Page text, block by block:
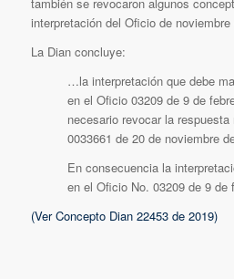
interpretación del Oficio de noviembre
La Dian concluye:
…la interpretación que debe
en el Oficio 03209 de 9 de
necesario revocar la
0033661 de 20 de noviembre
En consecuencia la
en el Oficio No. 03209 de 9 de
(Ver Concepto Dian 22453 de 2019)